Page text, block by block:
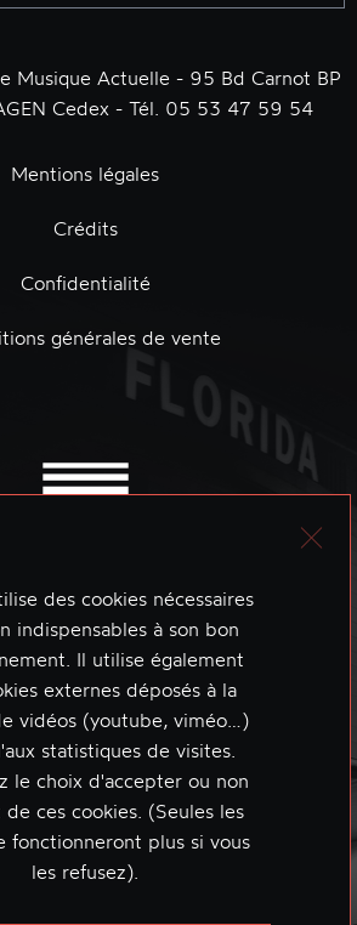
Musique Actuelle - 95 Bd Carnot BP
Cedex - Tél. 05 53 47 59 54
Mentions légales
Crédits
Confidentialité
générales de vente
des cookies nécessaires
indispensables à son bon
Il utilise également
externes déposés à la
vidéos (youtube, viméo…)
statistiques de visites.
le choix d'accepter ou non
ces cookies. (Seules les
fonctionneront plus si vous
les refusez).